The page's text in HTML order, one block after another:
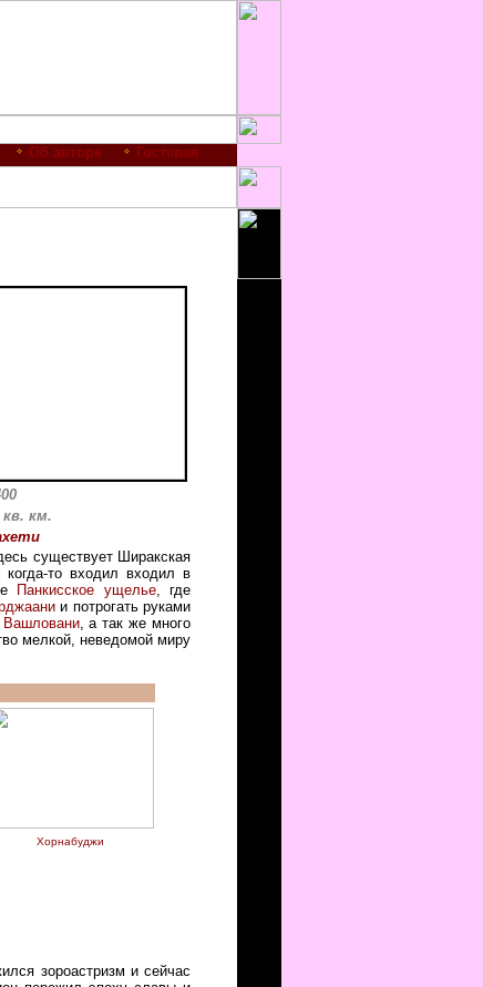
Об авторе Гостевая
км.
существует Ширакская
когда-то входил входил в
Панкисское ущелье, где
и потрогать руками
Вашловани, а так же много
мелкой, неведомой миру
Хорнабуджи
зороастризм и сейчас